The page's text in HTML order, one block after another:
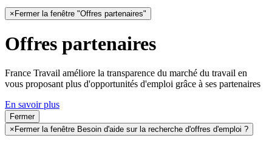
×Fermer la fenêtre "Offres partenaires"
Offres partenaires
France Travail améliore la transparence du marché du travail en
vous proposant plus d'opportunités d'emploi grâce à ses partenaires
En savoir plus
Fermer
× Fermer la fenêtre Besoin d'aide sur la recherche d'offres d'emploi ?